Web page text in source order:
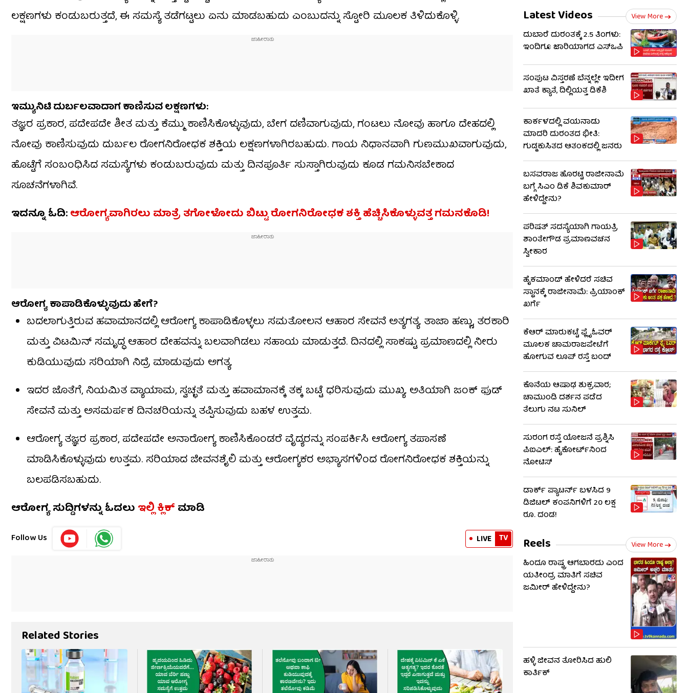
ಲಕ್ಷಣಗಳು ಕಂಡುಬರುತ್ತದೆ, ಈ ಸಮಸ್ಯೆ ತಡೆಗಟ್ಟಲು ಏನು ಮಾಡಬಹುದು ಎಂಬುದನ್ನು ಸ್ಟೋರಿ ಮೂಲಕ ತಿಳಿದುಕೊಳ್ಳಿ.
ಇಮ್ಯುನಿಟಿ ದುರ್ಬಲವಾದಾಗ ಕಾಣಿಸುವ ಲಕ್ಷಣಗಳು:
ತಜ್ಞರ ಪ್ರಕಾರ, ಪದೇಪದೇ ಶೀತ ಮತ್ತು ಕೆಮ್ಮು ಕಾಣಿಸಿಕೊಳ್ಳುವುದು, ಬೇಗ ದಣಿವಾಗುವುದು, ಗಂಟಲು ನೋವು ಹಾಗೂ ದೇಹದಲ್ಲಿ
ನೋವು ಕಾಣಿಸುವುದು ದುರ್ಬಲ ರೋಗನಿರೋಧಕ ಶಕ್ತಿಯ ಲಕ್ಷಣಗಳಾಗಿರಬಹುದು. ಗಾಯ ನಿಧಾನವಾಗಿ ಗುಣಮುಖವಾಗುವುದು,
ಹೊಟ್ಟೆಗೆ ಸಂಬಂಧಿಸಿದ ಸಮಸ್ಯೆಗಳು ಕಂಡುಬರುವುದು ಮತ್ತು ದಿನಪೂರ್ತಿ ಸುಸ್ತಾಗಿರುವುದು ಕೂಡ ಗಮನಿಸಬೇಕಾದ
ಸೂಚನೆಗಳಾಗಿವೆ.
ಇದನ್ನೂ ಓದಿ:ಆರೋಗ್ಯವಾಗಿರಲು ಮಾತ್ರೆ ತಗೋಳೋದು ಬಿಟ್ಟು ರೋಗನಿರೋಧಕ ಶಕ್ತಿ ಹೆಚ್ಚಿಸಿಕೊಳ್ಳುವತ್ತ ಗಮನಕೊಡಿ!
ಆರೋಗ್ಯ ಕಾಪಾಡಿಕೊಳ್ಳುವುದು ಹೇಗೆ?
ಬದಲಾಗುತ್ತಿರುವ ಹವಾಮಾನದಲ್ಲಿ ಆರೋಗ್ಯ ಕಾಪಾಡಿಕೊಳ್ಳಲು ಸಮತೋಲನ ಆಹಾರ ಸೇವನೆ ಅತ್ಯಗತ್ಯ. ತಾಜಾ ಹಣ್ಣು, ತರಕಾರಿ
ಮತ್ತು ವಿಟಮಿನ್‌ ಸಮೃದ್ಧ ಆಹಾರ ದೇಹವನ್ನು ಬಲವಾಗಿಡಲು ಸಹಾಯ ಮಾಡುತ್ತದೆ. ದಿನದಲ್ಲಿ ಸಾಕಷ್ಟು ಪ್ರಮಾಣದಲ್ಲಿ ನೀರು
ಕುಡಿಯುವುದು ಸರಿಯಾಗಿ ನಿದ್ರೆ ಮಾಡುವುದು ಅಗತ್ಯ.
ಇದರ ಜೊತೆಗೆ, ನಿಯಮಿತ ವ್ಯಾಯಾಮ, ಸ್ವಚ್ಛತೆ ಮತ್ತು ಹವಾಮಾನಕ್ಕೆ ತಕ್ಕ ಬಟ್ಟೆ ಧರಿಸುವುದು ಮುಖ್ಯ. ಅತಿಯಾಗಿ ಜಂಕ್ ಫುಡ್
ಸೇವನೆ ಮತ್ತು ಅಸಮರ್ಪಕ ದಿನಚರಿಯನ್ನು ತಪ್ಪಿಸುವುದು ಬಹಳ ಉತ್ತಮ.
ಆರೋಗ್ಯ ತಜ್ಞರ ಪ್ರಕಾರ, ಪದೇಪದೇ ಅನಾರೋಗ್ಯ ಕಾಣಿಸಿಕೊಂಡರೆ ವೈದ್ಯರನ್ನು ಸಂಪರ್ಕಿಸಿ ಆರೋಗ್ಯ ತಪಾಸಣೆ
ಮಾಡಿಸಿಕೊಳ್ಳುವುದು ಉತ್ತಮ. ಸರಿಯಾದ ಜೀವನಶೈಲಿ ಮತ್ತು ಆರೋಗ್ಯಕರ ಅಭ್ಯಾಸಗಳಿಂದ ರೋಗನಿರೋಧಕ ಶಕ್ತಿಯನ್ನು
ಬಲಪಡಿಸಬಹುದು.
ಆರೋಗ್ಯ ಸುದ್ದಿಗಳನ್ನು ಓದಲು ಇಲ್ಲಿ ಕ್ಲಿಕ್ ಮಾಡಿ
Follow Us LIVE TV
Related Stories
Latest Videos View More
ದುಬಾರೆ ದುರಂತಕ್ಕೆ 2.5 ತಿಂಗಳು:
ಇಂದಿಗೂ ಜಾರಿಯಾಗದ ಎಸ್‌ಒಪಿ
ಸಂಪುಟ ವಿಸ್ತರಣೆ ಬೆನ್ನಲ್ಲೇ ಇದೀಗ
ಖಾತೆ ಕ್ಯಾತೆ, ದಿಲ್ಲಿಯತ್ತ ಡಿಕೆಶಿ
ಕಾರ್ಕಳದಲ್ಲಿ ವಯನಾಡು
ಮಾದರಿ ದುರಂತದ ಭೀತಿ:
ಗುಡ್ಡಕುಸಿತದ ಆತಂಕದಲ್ಲಿ ಜನರು
ಬಸವರಾಜ ಹೊರಟ್ಟಿ ರಾಜೀನಾಮೆ
ಬಗ್ಗೆ ಸಿಎಂ ಡಿಕೆ ಶಿವಕುಮಾರ್
ಹೇಳಿದ್ದೇನು?
ಪರಿಷತ್ ಸದಸ್ಯೆಯಾಗಿ ಗಾಯತ್ರಿ
ಶಾಂತೇಗೌಡ ಪ್ರಮಾಣವಚನ
ಸ್ವೀಕಾರ
ಹೈಕಮಾಂಡ್​​ ಹೇಳಿದರೆ ಸಚಿವ
ಸ್ಥಾನಕ್ಕೆ ರಾಜೀನಾಮೆ: ಪ್ರಿಯಾಂಕ್​​
ಖರ್ಗೆ
ಕೆಆರ್ ಮಾರುಕಟ್ಟೆ ಫ್ಲೈಓವರ್
ಮೂಲಕ ಚಾಮರಾಜಪೇಟೆಗೆ
ಹೋಗುವ ಲೂಪ್ ರಸ್ತೆ ಬಂದ್
ಕೊನೆಯ ಆಷಾಢ ಶುಕ್ರವಾರ;
ಚಾಮುಂಡಿ ದರ್ಶನ ಪಡೆದ
ತೆಲುಗು ನಟ ಸುನಿಲ್
ಸುರಂಗ ರಸ್ತೆ ಯೋಜನೆ ಪ್ರಶ್ನಿಸಿ
ಪಿಐಎಲ್: ಹೈಕೋರ್ಟ್​​ನಿಂದ
ನೋಟಿಸ್​​
ಡಾರ್ಕ್ ಪ್ಯಾಟರ್ನ್ ಬಳಸಿದ 9
ಡಿಜಿಟಲ್ ಕಂಪನಿಗಳಿಗೆ 20 ಲಕ್ಷ
ರೂ. ದಂಡ!
Reels View More
ಹಿಂದೂ ರಾಷ್ಟ್ರ ಆಗಬಾರದು ಎಂದ
ಯತೀಂದ್ರ ಮಾತಿಗೆ ಸಚಿವ
ಜಮೀರ್ ಹೇಳಿದ್ದೇನು?
ಹಳ್ಳಿ ಜೀವನ ತೋರಿಸಿದ ಹುಲಿ
ಕಾರ್ತಿಕ್